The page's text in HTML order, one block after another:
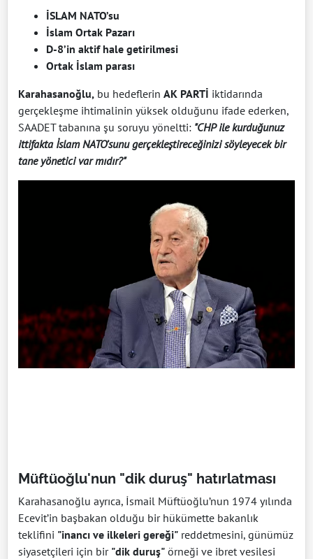
İSLAM NATO’su
İslam Ortak Pazarı
D-8’in aktif hale getirilmesi
Ortak İslam parası
Karahasanoğlu, bu hedeflerin AK PARTİ iktidarında
gerçekleşme ihtimalinin yüksek olduğunu ifade ederken,
SAADET tabanına şu soruyu yöneltti: "CHP ile kurduğunuz
ittifakta İslam NATO’sunu gerçekleştireceğinizi söyleyecek bir
tane yönetici var mıdır?"
Müftüoğlu'nun "dik duruş" hatırlatması
Karahasanoğlu ayrıca, İsmail Müftüoğlu’nun 1974 yılında
Ecevit’in başbakan olduğu bir hükümette bakanlık
teklifini "inancı ve ilkeleri gereği" reddetmesini, günümüz
siyasetçileri için bir "dik duruş" örneği ve ibret vesilesi